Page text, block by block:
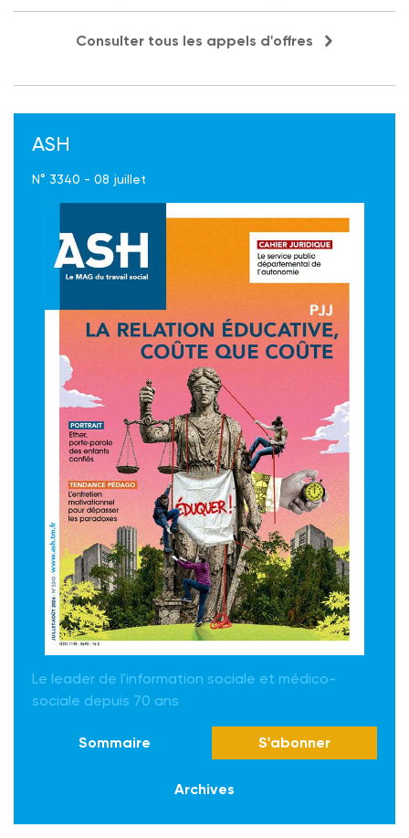
Consulter tous les appels d'offres
ASH
N° 3340 - 08 juillet
Le leader de l'information sociale et médico-
sociale depuis 70 ans
Sommaire S'abonner
Archives